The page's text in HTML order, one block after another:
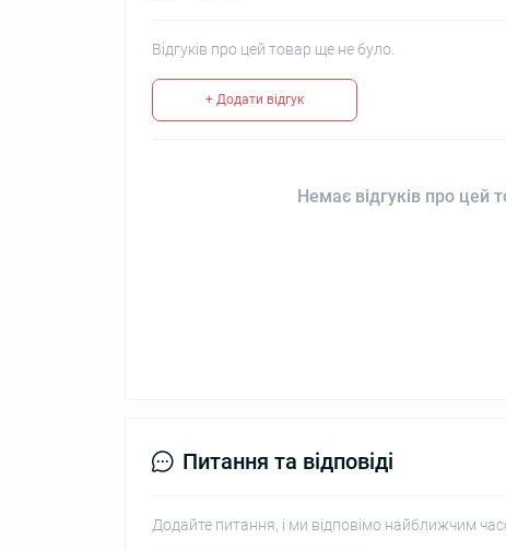
Відгуків про цей товар ще не було.
+ Додати відгук
Немає відгуків про цей
Питання та відповіді
Додайте питання, і ми відповімо найближчим